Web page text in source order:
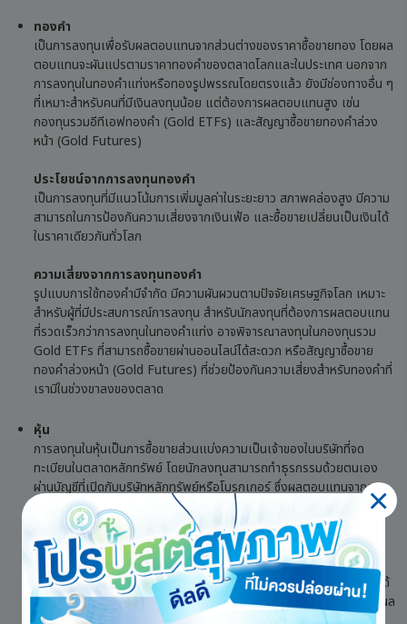
ทองคำ
เป็นการลงทุนเพื่อรับผลตอบแทนจากส่วนต่างของราคาซื้อขายทอง โดยผล
ตอบแทนจะผันแปรตามราคาทองคำของตลาดโลกและในประเทศ นอกจาก
การลงทุนในทองคำแท่งหรือทองรูปพรรณโดยตรงแล้ว ยังมีช่องทางอื่น ๆ
ที่เหมาะสำหรับคนที่มีเงินลงทุนน้อย แต่ต้องการผลตอบแทนสูง เช่น
กองทุนรวมอีทีเอฟทองคํา (Gold ETFs) และสัญญาซื้อขายทองคำล่วง
หน้า (Gold Futures)
ประโยชน์จากการลงทุนทองคำ
เป็นการลงทุนที่มีแนวโน้มการเพิ่มมูลค่าในระยะยาว สภาพคล่องสูง มีความ
สามารถในการป้องกันความเสี่ยงจากเงินเฟ้อ และซื้อขายเปลี่ยนเป็นเงินได้
ในราคาเดียวกันทั่วโลก
ความเสี่ยงจากการลงทุนทองคำ
รูปแบบการใช้ทองคำมีจำกัด มีความผันผวนตามปัจจัยเศรษฐกิจโลก เหมาะ
สำหรับผู้ที่มีประสบการณ์การลงทุน สำหรับนักลงทุนที่ต้องการผลตอบแทน
ที่รวดเร็วกว่าการลงทุนในทองคำแท่ง อาจพิจารณาลงทุนในกองทุนรวม
Gold ETFs ที่สามารถซื้อขายผ่านออนไลน์ได้สะดวก หรือสัญญาซื้อขาย
ทองคำล่วงหน้า (Gold Futures) ที่ช่วยป้องกันความเสี่ยงสำหรับทองคำที่
เรามีในช่วงขาลงของตลาด
หุ้น
การลงทุนในหุ้นเป็นการซื้อขายส่วนแบ่งความเป็นเจ้าของในบริษัทที่จด
ทะเบียนในตลาดหลักทรัพย์ โดยนักลงทุนสามารถทำธุรกรรมด้วยตนเอง
ผ่านบัญชีที่เปิดกับบริษัทหลักทรัพย์หรือโบรกเกอร์ ซึ่งผลตอบแทนจากการ
ลงทุนหุ้นมาจากเงินปันผล ซึ่งเป็นส่วนแบ่งกำไรที่บริษัทจ่ายให้ผู้ถือหุ้น และ
กำไรส่วนต่างราคา ที่เกิดจากการซื้อขายหุ้นเมื่อราคาปรับตัวสูงขึ้น
ประโยชน์จากการลงทุนหุ้น
เป็นการลงทุนที่มีสภาพคล่องทางการเงินสูง สามารถซื้อขายเพื่อทำกำไรได้
ตลอดเวลาในช่วงเปิดทำการของตลาดหลักทรัพย์ มีศักยภาพในการสร้างผล